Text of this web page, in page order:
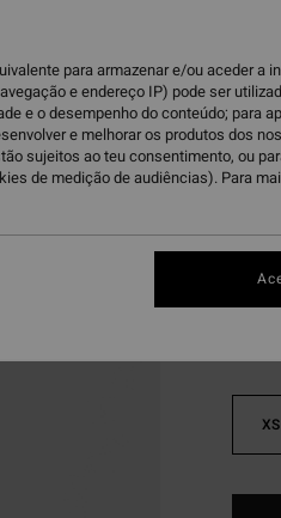
€
€
XS
para armazenar e/ou aceder a
e endereço IP) pode ser
e o desempenho do conteúdo; para
e melhorar os produtos dos
sujeitos ao teu consentimento, ou
de medição de audiências). Para